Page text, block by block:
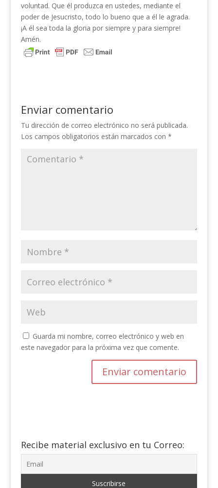
voluntad. Que él produzca en ustedes, mediante el
poder de Jesucristo, todo lo bueno que a él le agrada.
¡A él sea toda la gloria por siempre y para siempre!
Amén.
Enviar comentario
Tu dirección de correo electrónico no será publicada.
Los campos obligatorios están marcados con *
Guarda mi nombre, correo electrónico y web en
este navegador para la próxima vez que comente.
Recibe material exclusivo en tu Correo: